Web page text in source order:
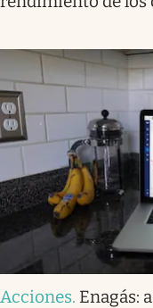
Acciones. Enagás: